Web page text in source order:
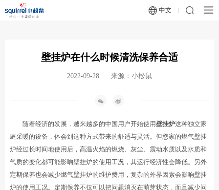
中文
壁挂炉在什么时候清洗保养合适
2022-09-28 来源：小松鼠
随着经济的发展，越来越多的中国用户开始使用壁挂炉这种独立家
庭采暖的设备，体会到这种方式带来的舒适与灵活。但您家的燃气壁挂
炉经过长时间地使用后，高温火焰的燃烧、灰尘、震动水质以及水质和
气质的变化都可能影响壁挂炉的使用工况，其运行经济性会降低。另外
定期保养也会减少燃气壁挂炉的维护费用，复杂的外界因素会影响壁挂
炉的使用工况。定期保养不仅可以把问题消灭在萌芽状态，而且减少问